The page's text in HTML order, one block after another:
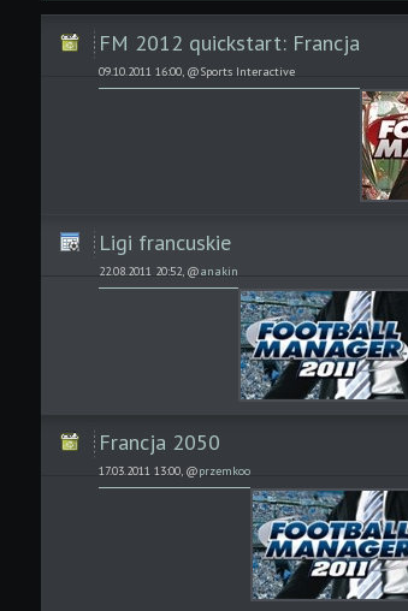
FM 2012 quickstart: Francja
09.10.2011 16:00, @Sports Interactive
Ligi francuskie
22.08.2011 20:52, @anakin
Francja 2050
17.03.2011 13:00, @przemkoo